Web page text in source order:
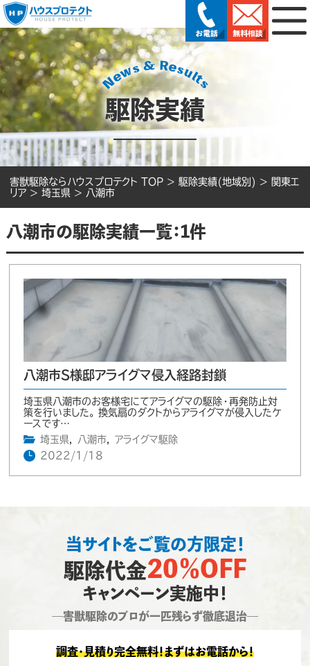
駆除実績
害獣駆除ならハウスプロテクト TOP > 駆除実績(地域別) > 関東エ
リア > 埼玉県 > 八潮市
八潮市の駆除実績一覧：1件
八潮市S様邸アライグマ侵入経路封鎖
埼玉県八潮市のお客様宅にてアライグマの駆除・再発防止対
策を行いました。 換気扇のダクトからアライグマが侵入したケ
ースです…
埼玉県, 八潮市,
アライグマ駆除
2022/1/18
当サイトをご覧の方限定！
駆除代金20％OFF
キャンペーン実施中！
―害獣駆除のプロが一匹残らず徹底退治―
調査・見積り完全無料！まずはお電話から！